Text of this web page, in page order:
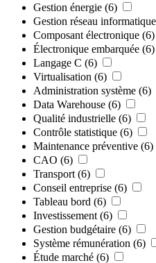
Gestion énergie (6)
Gestion réseau informatique
Composant électronique (6)
Électronique embarquée (6)
Langage C (6)
Virtualisation (6)
Administration système (6)
Data Warehouse (6)
Qualité industrielle (6)
Contrôle statistique (6)
Maintenance préventive (6)
CAO (6)
Transport (6)
Conseil entreprise (6)
Tableau bord (6)
Investissement (6)
Gestion budgétaire (6)
Système rémunération (6)
Étude marché (6)